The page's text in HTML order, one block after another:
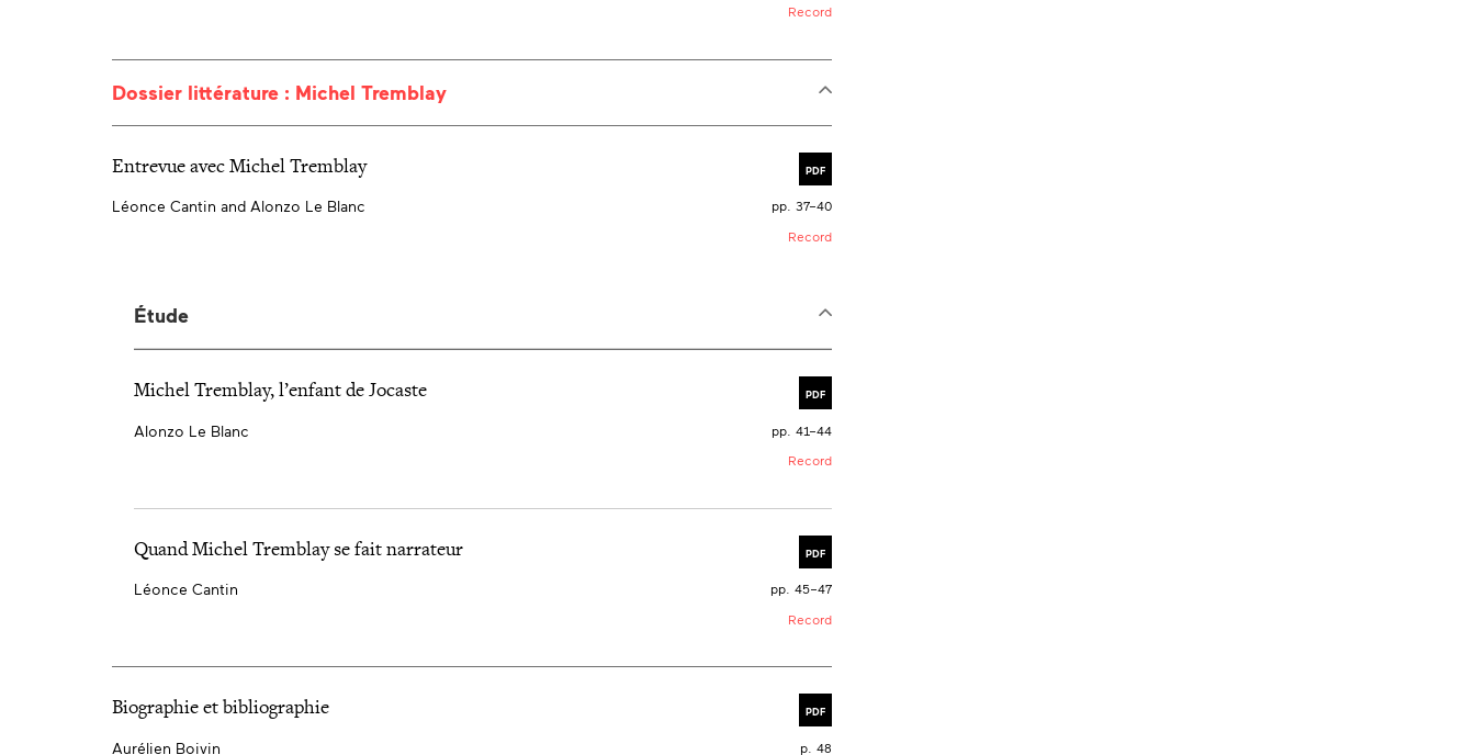
Record
Dossier littérature : Michel Tremblay
PDF
Entrevue avec Michel Tremblay
Léonce Cantin and Alonzo Le Blanc
pp. 37–40
Record
Étude
PDF
Michel Tremblay, l’enfant de Jocaste
Alonzo Le Blanc
pp. 41–44
Record
PDF
Quand Michel Tremblay se fait narrateur
Léonce Cantin
pp. 45–47
Record
PDF
Biographie et bibliographie
Aurélien Boivin p. 48